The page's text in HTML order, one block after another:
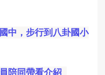
中，步行到八卦國小
陪同帶看介紹